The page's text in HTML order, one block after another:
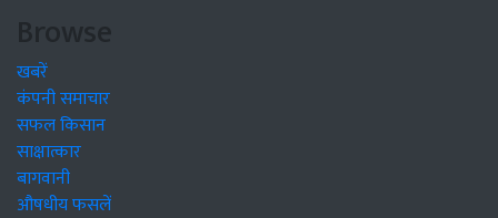
Browse
खबरें
कंपनी समाचार
सफल किसान
साक्षात्कार
बागवानी
औषधीय फसलें